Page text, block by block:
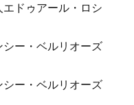
ドゥアール・ロシ
ー・ベルリオーズ
ー・ベルリオーズ